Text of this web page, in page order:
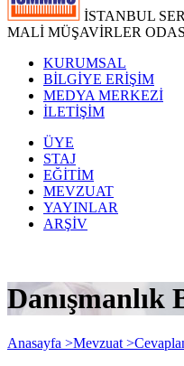
İSTANBUL
MALİ MÜŞAVİRLER
KURUMSAL
BİLGİYE ERİŞİM
MEDYA MERKEZİ
İLETİŞİM
ÜYE
STAJ
EĞİTİM
MEVZUAT
YAYINLAR
ARŞİV
Danışmanlık
Anasayfa >Mevzuat >